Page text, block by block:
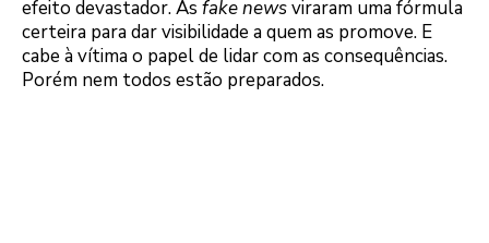
efeito devastador. As fake newsviraram uma fórmula
certeira para dar visibilidade a quem as promove. E
cabe à vítima o papel de lidar com as consequências.
Porém nem todos estão preparados.